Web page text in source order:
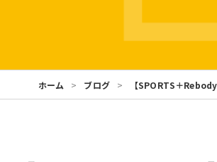
ホーム ブログ 【SPORTS＋Rebody